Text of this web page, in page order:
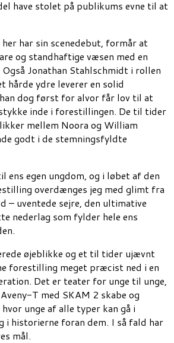
have stolet på publikums evne til at
har sin scenedebut, formår at
og standhaftige væsen med en
Jonathan Stahlschmidt i rollen
hårde ydre leverer en solid
dog først for alvor får lov til at
inde i forestillingen. De til tider
mellem Noora og William
godt i de stemningsfyldte
ens egen ungdom, og i løbet af den
overdænges jeg med glimt fra
– uventede sejre, den ultimative
nederlag som fylder hele ens
øjeblikke og et til tider ujævnt
forestilling meget præcist ned i en
Det er teater for unge til unge,
T med SKAM 2 skabe og
unge af alle typer kan gå i
i historierne foran dem. I så fald har
mål.